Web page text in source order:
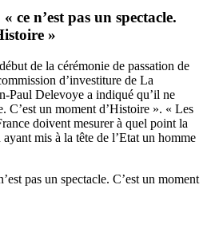
ce n’est pas un spectacle.
»
de la cérémonie de passation de
d’investiture de La
Paul Delevoye a indiqué qu’il ne
C’est un moment d’Histoire ». « Les
doivent mesurer à quel point la
mis à la tête de l’Etat un homme
pas un spectacle. C’est un moment